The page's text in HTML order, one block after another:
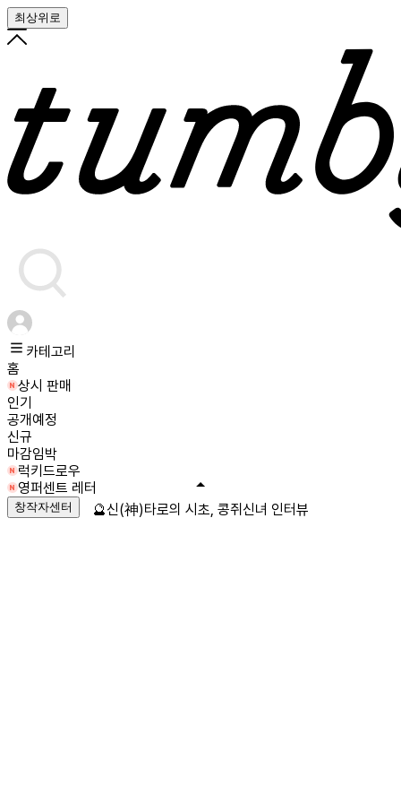
최상위로
카테고리
홈
상시 판매
인기
공개예정
신규
마감임박
럭키드로우
영퍼센트 레터
창작자센터 🔮신(神)타로의 시초, 콩쥐신녀 인터뷰